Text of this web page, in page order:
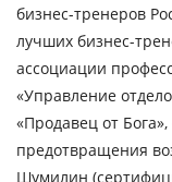
бизнес-тренеров
лучших бизнес-
ассоциации
«Управление
«Продавец от
предотвращения
Шумилин